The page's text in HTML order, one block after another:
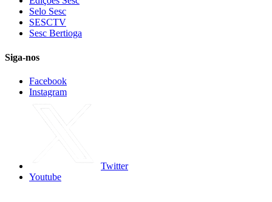
Selo Sesc
SESCTV
Sesc Bertioga
Siga-nos
Facebook
Instagram
Twitter
Youtube